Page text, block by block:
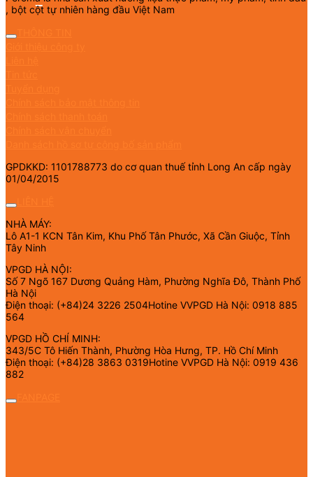
, bột cột tự nhiên hàng đầu Việt Nam
GPDKKD: 1101788773 do cơ quan thuế tỉnh Long An cấp ngày
01/04/2015
NHÀ MÁY:
Lô A1-1 KCN Tân Kim, Khu Phố Tân Phước, Xã Cần Giuộc, Tỉnh
Tây Ninh
VPGD HÀ NỘI:
Số 7 Ngõ 167 Dương Quảng Hàm, Phường Nghĩa Đô, Thành Phố
Hà Nội
Điện thoại: (+84)24 3226 2504Hotine VVPGD Hà Nội: 0918 885
564
VPGD HỒ CHÍ MINH:
343/5C Tô Hiến Thành, Phường Hòa Hưng, TP. Hồ Chí Minh
Điện thoại: (+84)28 3863 0319Hotine VVPGD Hà Nội: 0919 436
882